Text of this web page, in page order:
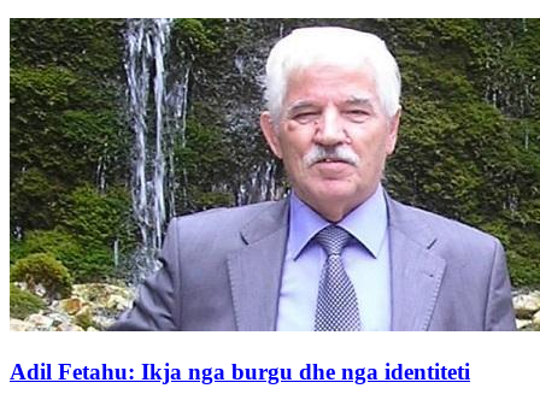
Adil Fetahu: Ikja nga burgu dhe nga identiteti